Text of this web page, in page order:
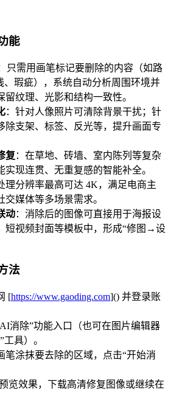
能
只需用画笔标记要删除的内容（如路
、瑕疵），系统自动分析周围环境并
留纹理、光影和结构一致性。
：针对人像照片可清除背景干扰；针
除支架、标签、反光等，提升画面专
复 ：在草地、砖墙、室内陈列等复杂
实现连贯、无重复感的智能补全。
理分辨率最高可达 4K，满足电商主
交媒体等多场景需求。
动：消除后的图像可直接用于海报设
短视频封面等模板中，形成“修图→设
法
[https://www.gaoding.com]() 并登录账
消除”功能入口（也可在图片编辑器
具）。
笔涂抹要去除的区域，点击“开始消
览效果，下载高清修复图像或继续在